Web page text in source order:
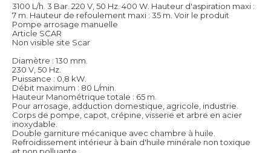
3100 L/h. 3 Bar. 220 V, 50 Hz. 400 W. Hauteur d'aspiration maxi :
7 m. Hauteur de refoulement maxi : 35 m. Voir le produit
Pompe arrosage manuelle
Article SCAR
Non visible site Scar
Diamètre : 130 mm.
230 V, 50 Hz.
Puissance : 0,8 kW.
Débit maximum : 80 L/min.
Hauteur Manométrique totale : 65 m.
Pour arrosage, adduction domestique, agricole, industrie.
Corps de pompe, capot, crépine, visserie et arbre en acier
inoxydable.
Double garniture mécanique avec chambre à huile.
Refroidissement intérieur à bain d'huile minérale non toxique
et non polluante.